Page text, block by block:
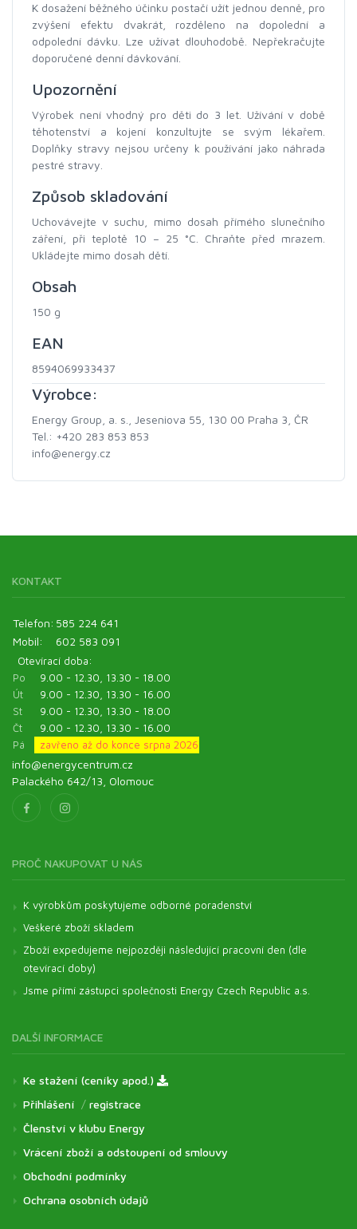
K dosažení běžného účinku postačí užít jednou denně, pro
zvýšení efektu dvakrát, rozděleno na dopolední a
odpolední dávku. Lze užívat dlouhodobě. Nepřekračujte
doporučené denní dávkování.
Upozornění
Výrobek není vhodný pro děti do 3 let. Užívání v době
těhotenství a kojení konzultujte se svým lékařem.
Doplňky stravy nejsou určeny k používání jako náhrada
pestré stravy.
Způsob skladování
Uchovávejte v suchu, mimo dosah přímého slunečního
záření, při teplotě 10 – 25 °C. Chraňte před mrazem.
Ukládejte mimo dosah dětí.
Obsah
150 g
EAN
8594069933437
Výrobce:
Energy Group, a. s., Jeseniova 55, 130 00 Praha 3, ČR
Tel.: +420 283 853 853
info@energy.cz
KONTAKT
Telefon: 585 224 641
Mobil:
602 583 091
Otevírací doba:
Po
9.00 - 12.30, 13.30 - 18.00
Út
9.00 - 12.30, 13.30 - 16.00
St
9.00 - 12.30, 13.30 - 18.00
Čt
9.00 - 12.30, 13.30 - 16.00
Pá
zavřeno až do konce srpna 2026
info@energycentrum.cz
Palackého 642/13, Olomouc
PROČ NAKUPOVAT U NÁS
K výrobkům poskytujeme odborné poradenství
Veškeré zboží skladem
Zboží expedujeme nejpozději následující pracovní den (dle
otevírací doby)
Jsme přímí zástupci společnosti Energy Czech Republic a.s.
DALŠÍ INFORMACE
Ke stažení (ceníky apod.)
Přihlášení / registrace
Členství v klubu Energy
Vrácení zboží a odstoupení od smlouvy
Obchodní podmínky
Ochrana osobních údajů